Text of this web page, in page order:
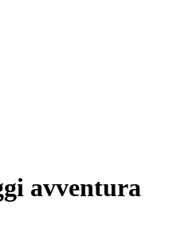
avventura